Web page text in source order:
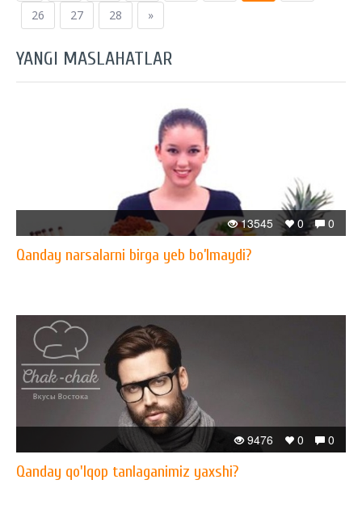
26
27 28 »
YANGI MASLAHATLAR
0
0
13545
Qanday narsalarni birga yeb bo’lmaydi?
0
0
9476
Qanday qo'lqop tanlaganimiz yaxshi?